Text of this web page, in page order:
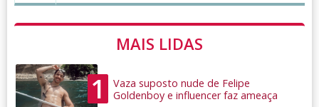
MAIS LIDAS
1
Vaza suposto nude de Felipe
Goldenboy e influencer faz ameaça